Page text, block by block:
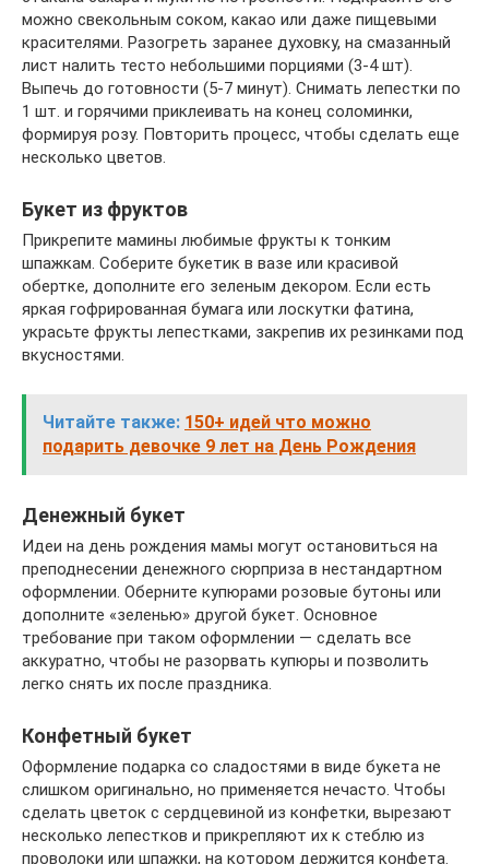
можно свекольным соком, какао или даже пищевыми
красителями. Разогреть заранее духовку, на смазанный
лист налить тесто небольшими порциями (3-4 шт).
Выпечь до готовности (5-7 минут). Снимать лепестки по
1 шт. и горячими приклеивать на конец соломинки,
формируя розу. Повторить процесс, чтобы сделать еще
несколько цветов.
Букет из фруктов
Прикрепите мамины любимые фрукты к тонким
шпажкам. Соберите букетик в вазе или красивой
обертке, дополните его зеленым декором. Если есть
яркая гофрированная бумага или лоскутки фатина,
украсьте фрукты лепестками, закрепив их резинками под
вкусностями.
Читайте также: 150+ идей что можно
подарить девочке 9 лет на День Рождения
Денежный букет
Идеи на день рождения мамы могут остановиться на
преподнесении денежного сюрприза в нестандартном
оформлении. Оберните купюрами розовые бутоны или
дополните «зеленью» другой букет. Основное
требование при таком оформлении — сделать все
аккуратно, чтобы не разорвать купюры и позволить
легко снять их после праздника.
Конфетный букет
Оформление подарка со сладостями в виде букета не
слишком оригинально, но применяется нечасто. Чтобы
сделать цветок с сердцевиной из конфетки, вырезают
несколько лепестков и прикрепляют их к стеблю из
проволоки или шпажки, на котором держится конфета.